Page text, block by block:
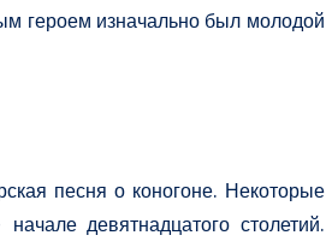
героем изначально был молодой
песня о коногоне. Некоторые
девятнадцатого столетий.